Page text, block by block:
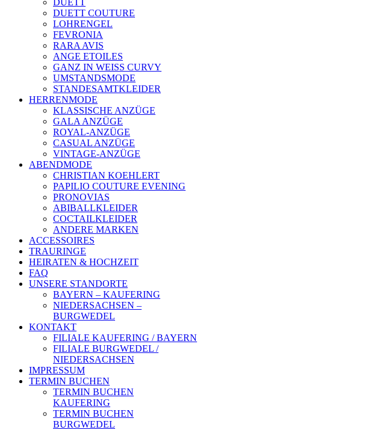
DUETT
DUETT COUTURE
LOHRENGEL
FEVRONIA
RARA AVIS
ANGE ETOILES
GANZ IN WEISS CURVY
UMSTANDSMODE
STANDESAMTKLEIDER
HERRENMODE
KLASSISCHE ANZÜGE
GALA ANZÜGE
ROYAL-ANZÜGE
CASUAL ANZÜGE
VINTAGE-ANZÜGE
ABENDMODE
CHRISTIAN KOEHLERT
PAPILIO COUTURE EVENING
PRONOVIAS
ABIBALLKLEIDER
COCTAILKLEIDER
ANDERE MARKEN
ACCESSOIRES
TRAURINGE
HEIRATEN & HOCHZEIT
FAQ
UNSERE STANDORTE
BAYERN – KAUFERING
NIEDERSACHSEN –
BURGWEDEL
KONTAKT
FILIALE KAUFERING / BAYERN
FILIALE BURGWEDEL /
NIEDERSACHSEN
IMPRESSUM
TERMIN BUCHEN
TERMIN BUCHEN
KAUFERING
TERMIN BUCHEN
BURGWEDEL